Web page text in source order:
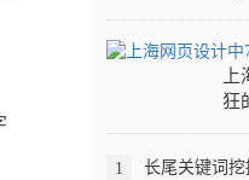
狂
1 长尾关键词挖